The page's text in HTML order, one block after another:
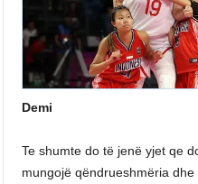
Demi
Te shumte do të jenë yjet qe
mungojë qëndrueshmëria